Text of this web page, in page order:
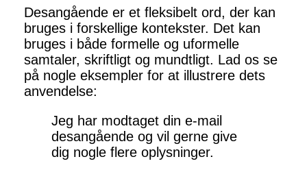
Desangående er et fleksibelt ord, der kan
bruges i forskellige kontekster. Det kan
bruges i både formelle og uformelle
samtaler, skriftligt og mundtligt. Lad os se
på nogle eksempler for at illustrere dets
anvendelse:
Jeg har modtaget din e-mail
desangående og vil gerne give
dig nogle flere oplysninger.